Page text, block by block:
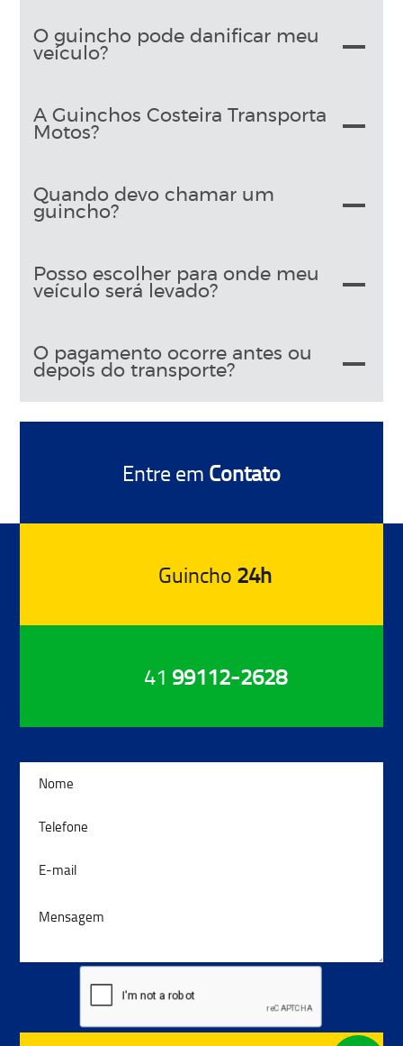
O guincho pode danificar meu
veículo?
A Guinchos Costeira Transporta
Motos?
Quando devo chamar um
guincho?
Posso escolher para onde meu
veículo será levado?
O pagamento ocorre antes ou
depois do transporte?
Guincho 24h
Entre em Contato
41 99112-2628